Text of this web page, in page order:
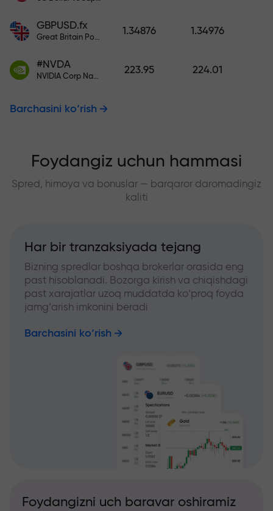
GBPUSD.fx
Great Britain Pound vs US Dollar
1.34876 1.34976
#NVDA
NVIDIA Corp Nasdaq Stock Exchange (Nasdaq) USD
223.95 224.01
Barchasini ko‘rish
Foydangiz uchun hammasi
Spred, himoya va bonuslar — barqaror daromadingiz
kaliti
Har bir tranzaksiyada tejang
Bizning spredlar boshqa brokerlar orasida eng
past hisoblanadi. Bozorga kirish va chiqishdagi
past xarajatlar uzoq muddatda ko‘proq foyda
jamg‘arish imkonini beradi
Barchasini ko‘rish
Foydangizni uch baravar oshiramiz